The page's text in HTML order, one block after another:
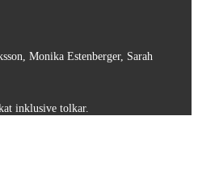
Monika Estenberger, Sarah
inklusive tolkar.